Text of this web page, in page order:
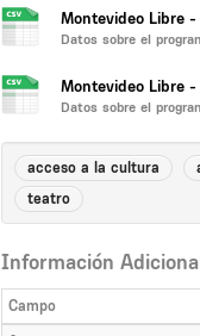
Montevideo Libre -
Datos sobre el
Montevideo Libre
Datos sobre el
acceso a la cultura
teatro
Información
Campo